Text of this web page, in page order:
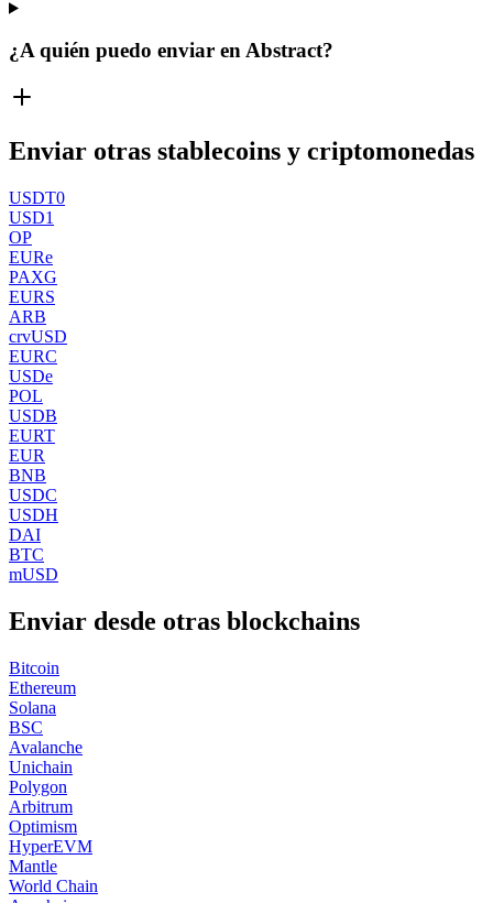
¿A quién puedo enviar en Abstract?
Enviar otras stablecoins y criptomonedas
USDT0
USD1
OP
EURe
PAXG
EURS
ARB
crvUSD
EURC
USDe
POL
USDB
EURT
EUR
BNB
USDC
USDH
DAI
BTC
mUSD
Enviar desde otras blockchains
Bitcoin
Ethereum
Solana
BSC
Avalanche
Unichain
Polygon
Arbitrum
Optimism
HyperEVM
Mantle
World Chain